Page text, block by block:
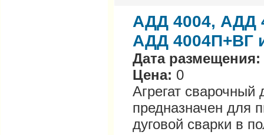
АДД 4004, АДД
АДД 4004П+ВГ
Дата размещения:
Цена: 0
Агрегат
предназначен для
дуговой сварки в